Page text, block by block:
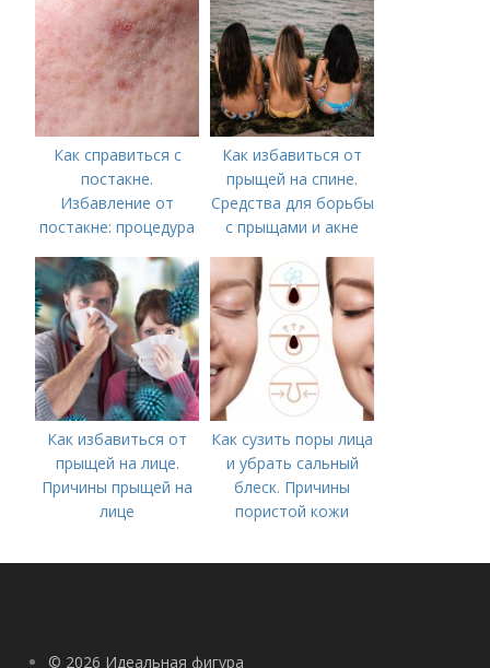
Как справиться с
постакне.
Избавление от
постакне: процедура
Как избавиться от
прыщей на спине.
Средства для борьбы
с прыщами и акне
Как избавиться от
прыщей на лице.
Причины прыщей на
лице
Как сузить поры лица
и убрать сальный
блеск. Причины
пористой кожи
© 2026 Идеальная фигура